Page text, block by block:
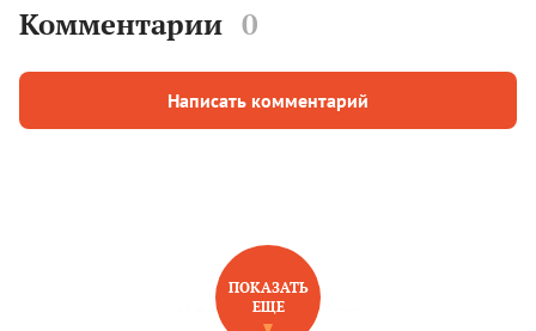
Комментарии 0
Написать комментарий
НОВОЕ НА САЙТЕ
ПОКАЗАТЬ
ЕЩЕ